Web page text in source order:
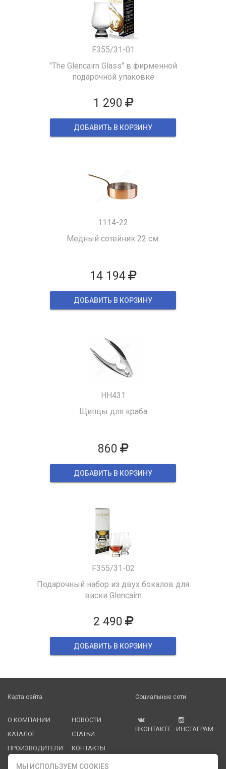
F355/31-01
"The Glencairn Glass" в фирменной
подарочной упаковке
1 290
ДОБАВИТЬ В КОРЗИНУ
1114-22
Медный сотейник 22 см.
14 194
ДОБАВИТЬ В КОРЗИНУ
HH431
Щипцы для краба
860
ДОБАВИТЬ В КОРЗИНУ
F355/31-02
Подарочный набор из двух бокалов для
виски Glencairn
2 490
ДОБАВИТЬ В КОРЗИНУ
Карта сайта
О КОМПАНИИ
КАТАЛОГ
ПРОИЗВОДИТЕЛИ
УСЛУГИ
НОВОСТИ
СТАТЬИ
КОНТАКТЫ
PDF КАТАЛОГИ
Социальные сети
ВКОНТАКТЕ ИНСТАГРАМ
МЫ ИСПОЛЬЗУЕМ COOKIES